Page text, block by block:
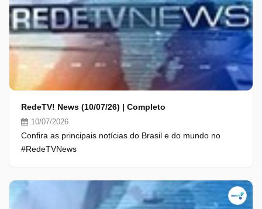
RedeTV! News (10/07/26) | Completo
10/07/2026
Confira as principais notícias do Brasil e do mundo no
#RedeTVNews